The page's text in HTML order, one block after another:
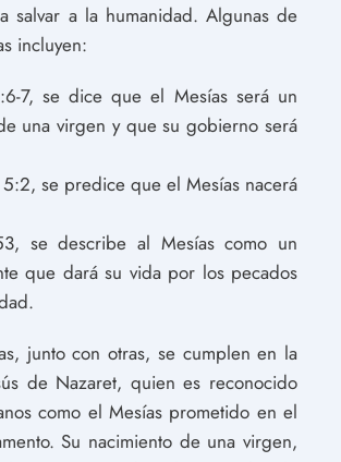
salvar a la humanidad. Algunas de
incluyen:
7, se dice que el Mesías será un
una virgen y que su gobierno será
se predice que el Mesías nacerá
se describe al Mesías como un
que dará su vida por los pecados
junto con otras, se cumplen en la
de Nazaret, quien es reconocido
como el Mesías prometido en el
Su nacimiento de una virgen,